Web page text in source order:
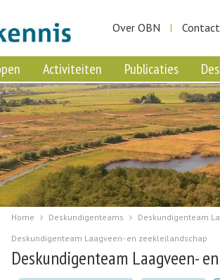
Over OBN | Contact
Activiteiten Publicaties
Home Deskundigenteams
Deskundigenteam
Deskundigenteam Laagveen- en zeekleilandschap
Deskundigenteam Laagveen-